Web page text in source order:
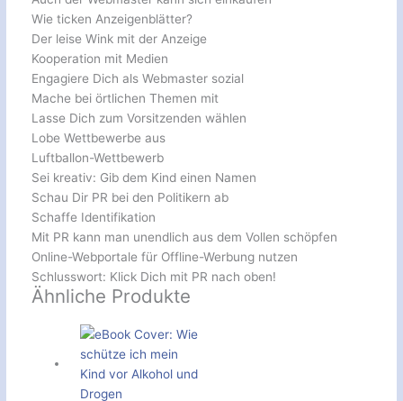
Wie ticken Anzeigenblätter?
Der leise Wink mit der Anzeige
Kooperation mit Medien
Engagiere Dich als Webmaster sozial
Mache bei örtlichen Themen mit
Lasse Dich zum Vorsitzenden wählen
Lobe Wettbewerbe aus
Luftballon-Wettbewerb
Sei kreativ: Gib dem Kind einen Namen
Schau Dir PR bei den Politikern ab
Schaffe Identifikation
Mit PR kann man unendlich aus dem Vollen schöpfen
Online-Webportale für Offline-Werbung nutzen
Schlusswort: Klick Dich mit PR nach oben!
Ähnliche Produkte